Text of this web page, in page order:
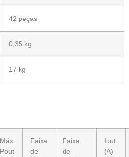
42 peças
0,35 kg
17 kg
Máx.
Pout
Faixa
de
Faixa
de
Iout
(A)